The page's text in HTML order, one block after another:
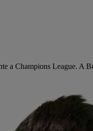
a Champions League. A